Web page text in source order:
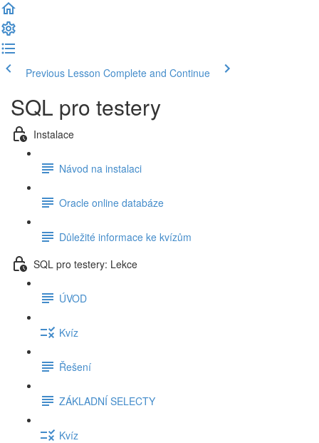
Previous Lesson Complete and Continue
SQL pro testery
Instalace
Návod na instalaci
Oracle online databáze
Důležité informace ke kvízům
SQL pro testery: Lekce
ÚVOD
Kvíz
Řešení
ZÁKLADNÍ SELECTY
Kvíz